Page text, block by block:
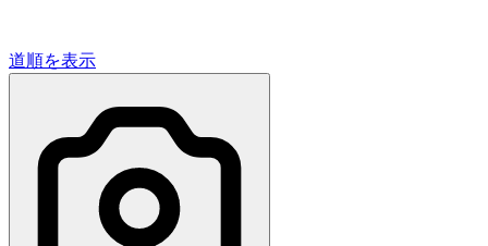
道順を表示